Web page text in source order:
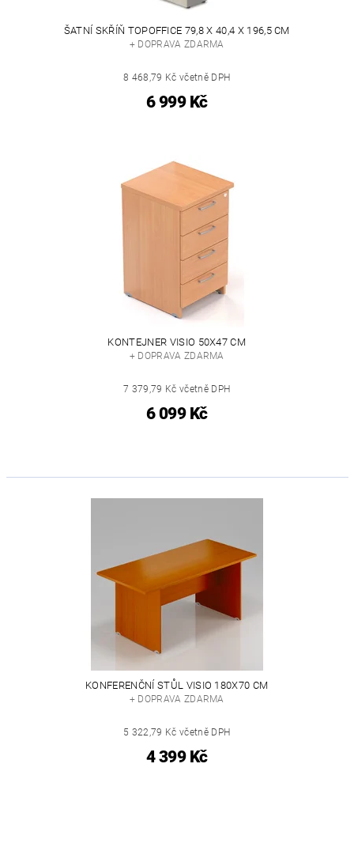
ŠATNÍ SKŘÍŇ TOPOFFICE 79,8 X 40,4 X 196,5 CM
+ DOPRAVA ZDARMA
8 468,79 Kč včetně DPH
6 999 Kč
KONTEJNER VISIO 50X47 CM
+ DOPRAVA ZDARMA
7 379,79 Kč včetně DPH
6 099 Kč
KONFERENČNÍ STŮL VISIO 180X70 CM
+ DOPRAVA ZDARMA
5 322,79 Kč včetně DPH
4 399 Kč